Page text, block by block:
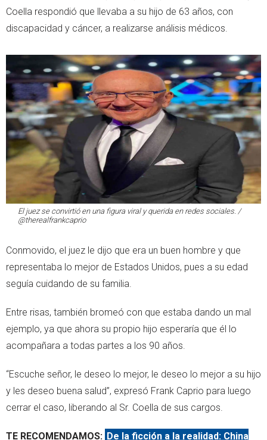
Coella respondió que llevaba a su hijo de 63 años, con
discapacidad y cáncer, a realizarse análisis médicos.
El juez se convirtió en una figura viral y querida en redes sociales. /
@therealfrankcaprio
Conmovido, el juez le dijo que era un buen hombre y que
representaba lo mejor de Estados Unidos, pues a su edad
seguía cuidando de su familia.
Entre risas, también bromeó con que estaba dando un mal
ejemplo, ya que ahora su propio hijo esperaría que él lo
acompañara a todas partes a los 90 años.
“Escuche señor, le deseo lo mejor, le deseo lo mejor a su hijo
y les deseo buena salud”, expresó Frank Caprio para luego
cerrar el caso, liberando al Sr. Coella de sus cargos.
TE RECOMENDAMOS: De la ficción a la realidad: China